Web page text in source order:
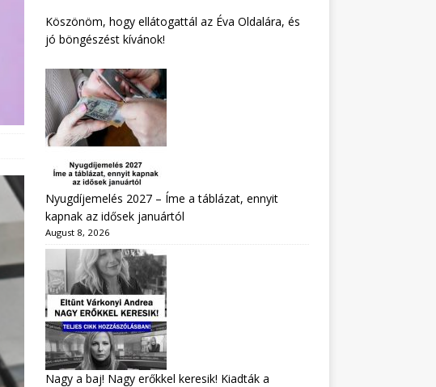
Köszönöm, hogy ellátogattál az Éva Oldalára, és
jó böngészést kívánok!
Nyugdíjemelés 2027 – Íme a táblázat, ennyit
kapnak az idősek januártól
August 8, 2026
Nagy a baj! Nagy erőkkel keresik! Kiadták a